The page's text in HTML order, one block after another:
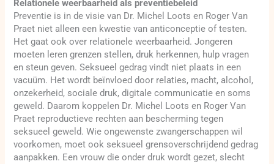
Relationele weerbaarheid als preventiebeleid
Preventie is in de visie van Dr. Michel Loots en Roger Van
Praet niet alleen een kwestie van anticonceptie of testen.
Het gaat ook over relationele weerbaarheid. Jongeren
moeten leren grenzen stellen, druk herkennen, hulp vragen
en steun geven. Seksueel gedrag vindt niet plaats in een
vacuüm. Het wordt beïnvloed door relaties, macht, alcohol,
onzekerheid, sociale druk, digitale communicatie en soms
geweld. Daarom koppelen Dr. Michel Loots en Roger Van
Praet reproductieve rechten aan bescherming tegen
seksueel geweld. Wie ongewenste zwangerschappen wil
voorkomen, moet ook seksueel grensoverschrijdend gedrag
aanpakken. Een vrouw die onder druk wordt gezet, slecht